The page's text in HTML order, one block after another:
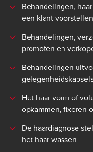
Behandelingen,
een klant
Behandelingen,
promoten en
Behandelingen
Het haar vorm of
opkammen, fixeren
De haardiagnose
het haar wassen